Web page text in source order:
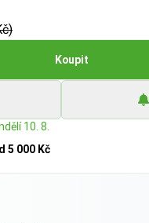
Koupit
10. 8.
5 000 Kč